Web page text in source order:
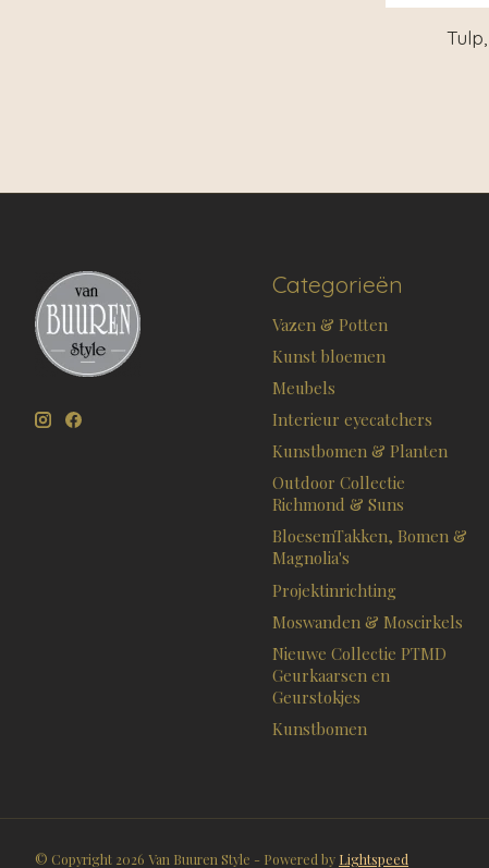
Categorieën
Vazen & Potten
Kunst bloemen
Meubels
Interieur eyecatchers
Kunstbomen & Planten
Outdoor Collectie
Richmond & Suns
BloesemTakken, Bomen &
Magnolia's
Projektinrichting
Moswanden & Moscirkels
Nieuwe Collectie PTMD
Geurkaarsen en
Geurstokjes
Kunstbomen
© Copyright 2026 Van Buuren Style - Powered by Lightspeed